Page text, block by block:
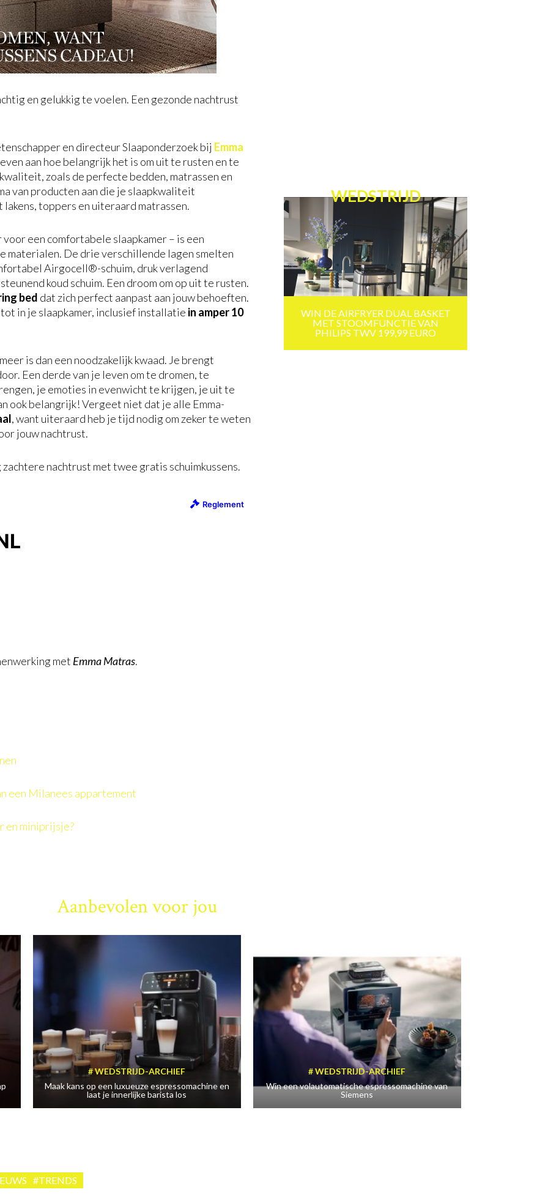
en gelukkig te voelen. Een gezonde nachtrust
en directeur Slaaponderzoek bij Emma
aan hoe belangrijk het is om uit te rusten en te
zoals de perfecte bedden, matrassen en
van producten aan die je slaapkwaliteit
toppers en uiteraard matrassen.
een comfortabele slaapkamer – is een
materialen. De drie verschillende lagen smelten
Airgocell®-schuim, druk verlagend
koud schuim. Een droom om op uit te rusten.
bed dat zich perfect aanpast aan jouw behoeften.
in je slaapkamer, inclusief installatie in amper 10
is dan een noodzakelijk kwaad. Je brengt
Een derde van je leven om te dromen, te
je emoties in evenwicht te krijgen, je uit te
ook belangrijk! Vergeet niet dat je alle Emma-
, want uiteraard heb je tijd nodig om zeker te weten
jouw nachtrust.
nachtrust met twee gratis schuimkussens.
met Emma Matras.
een Milanees appartement
en miniprijsje?
WEDSTRIJD
WIN DE AIRFRYER DUAL BASKET
MET STOOMFUNCTIE VAN
PHILIPS TWV 199,99 EURO
Aanbevolen voor jou
WEDSTRIJD-ARCHIEF
Maak kans op een luxueuze espressomachine en
laat je innerlijke barista los
WEDSTRIJD-ARCHIEF
Win een volautomatische espressomachine van
Siemens
#TRENDS